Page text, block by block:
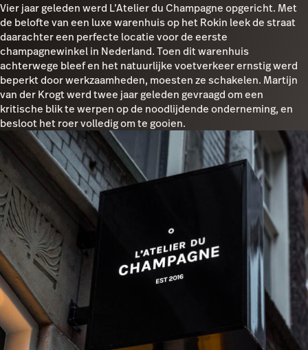
Vier jaar geleden werd L’Atelier du Champagne opgericht. Met
de belofte van een luxe warenhuis op het Rokin leek de straat
daarachter een perfecte locatie voor de eerste
champagnewinkel in Nederland. Toen dit warenhuis
achterwege bleef en het natuurlijke voetverkeer ernstig werd
beperkt door werkzaamheden, moesten ze schakelen. Martijn
van der Krogt werd twee jaar geleden gevraagd om een
kritische blik te werpen op de noodlijdende onderneming, en
besloot het roer volledig om te gooien.